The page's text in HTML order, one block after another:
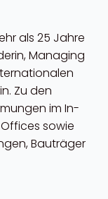
als 25 Jahre
Managing
Zu den
im In-
sowie
Bauträger